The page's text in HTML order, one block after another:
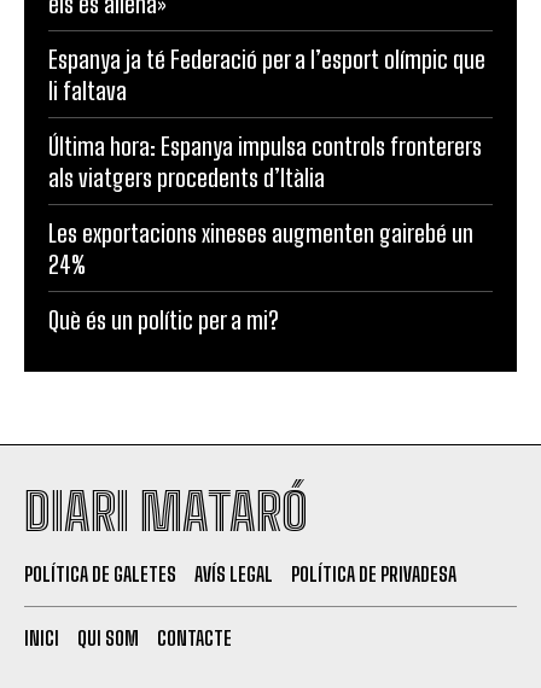
Espanya ja té Federació per a l’esport olímpic que
li faltava
Última hora: Espanya impulsa controls fronterers
als viatgers procedents d’Itàlia
Les exportacions xineses augmenten gairebé un
24%
Què és un polític per a mi?
DIARI MATARÓ
POLÍTICA DE GALETES AVÍS LEGAL POLÍTICA DE PRIVADESA
INICI QUI SOM CONTACTE